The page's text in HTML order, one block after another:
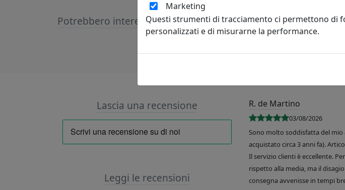
Potrebbero interessarti
Lascia una recensione
Leggi le recensioni
R. de Martino
03/08/2026
Sono molto soddisfatta del mio
acquistato circa 3 anni fa).
Il servizio clienti è eccellente.
rispetto alla media, ma il
consegna avvenisse in tempi
Marketing
Questi strumenti di tracciamento ci permettono di
personalizzati e di misurarne la performance.